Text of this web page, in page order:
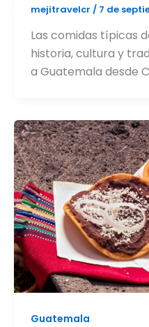
mejitravelcr / 7 de
Las comidas típicas
historia, cultura y
a Guatemala desde
Guatemala